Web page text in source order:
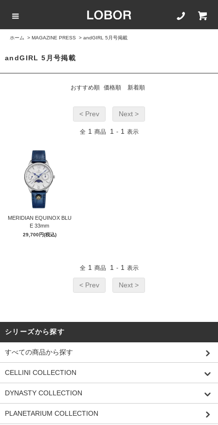
ROSEGOLD
BLUE
SILVER
ホーム > MAGAZINE PRESS > andGIRL 5月号掲載
andGIRL 5月号掲載
おすすめ順 価格順 新着順
< Prev Next >
全 1 商品 1 - 1 表示
MERIDIAN EQUINOX BLU
E 33mm
29,700円(税込)
全 1 商品 1 - 1 表示
< Prev Next >
シリーズから探す
すべての商品から探す
CELLINI COLLECTION
DYNASTY COLLECTION
PLANETARIUM COLLECTION